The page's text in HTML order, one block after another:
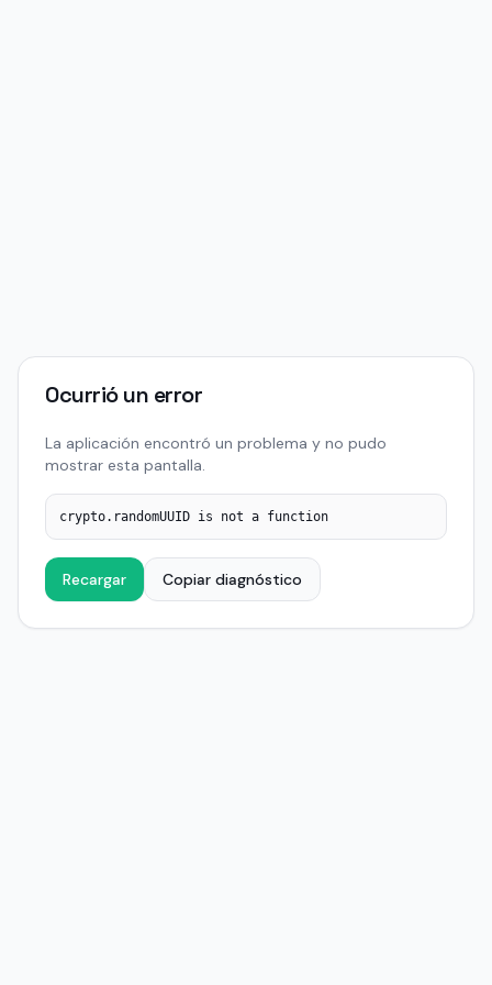
Ocurrió un error
La aplicación encontró un problema y no pudo
mostrar esta pantalla.
crypto.randomUUID is not a function
Recargar Copiar diagnóstico